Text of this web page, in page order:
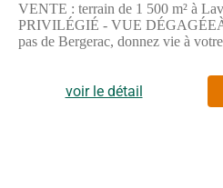
VENTE : terrain de 1 500 m² à
PRIVILÉGIÉ - VUE
pas de Bergerac, donnez vie à
enfance, il y a une crèche à moins
trouve des bibliothèques, des
des commerces, des boulangeries,
voir le détail